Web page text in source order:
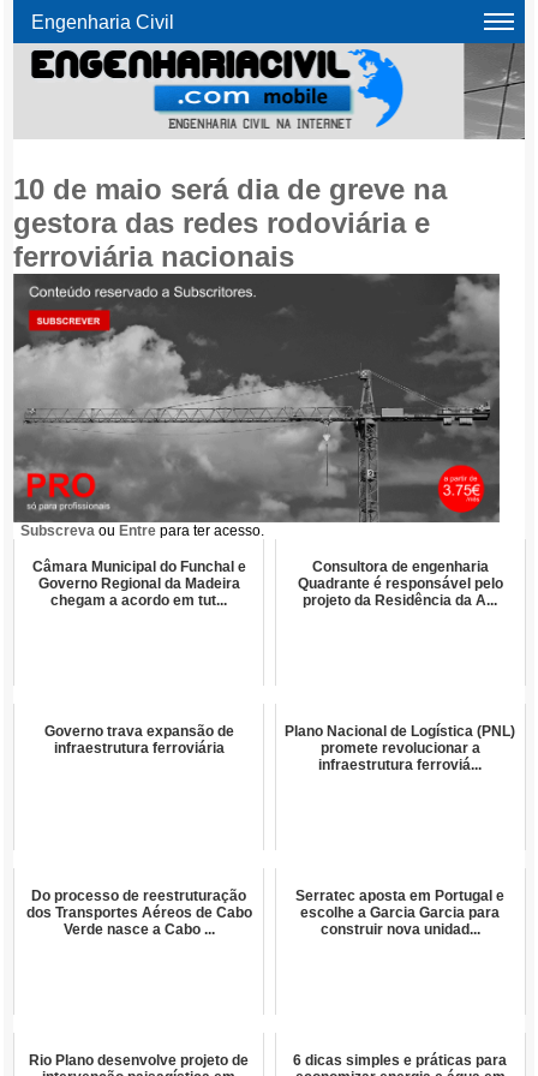
Engenharia Civil
10 de maio será dia de greve na
gestora das redes rodoviária e
ferroviária nacionais
Subscreva ou Entre para ter acesso.
Câmara Municipal do Funchal e
Governo Regional da Madeira
chegam a acordo em tut...
Consultora de engenharia
Quadrante é responsável pelo
projeto da Residência da A...
Governo trava expansão de
infraestrutura ferroviária
Plano Nacional de Logística (PNL)
promete revolucionar a
infraestrutura ferroviá...
Do processo de reestruturação
dos Transportes Aéreos de Cabo
Verde nasce a Cabo ...
Serratec aposta em Portugal e
escolhe a Garcia Garcia para
construir nova unidad...
Rio Plano desenvolve projeto de
6 dicas simples e práticas para